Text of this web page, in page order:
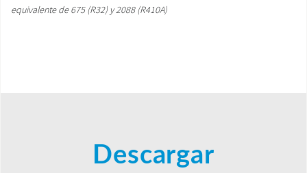
equivalente de 675 (R32) y 2088 (R410A)
Descargar